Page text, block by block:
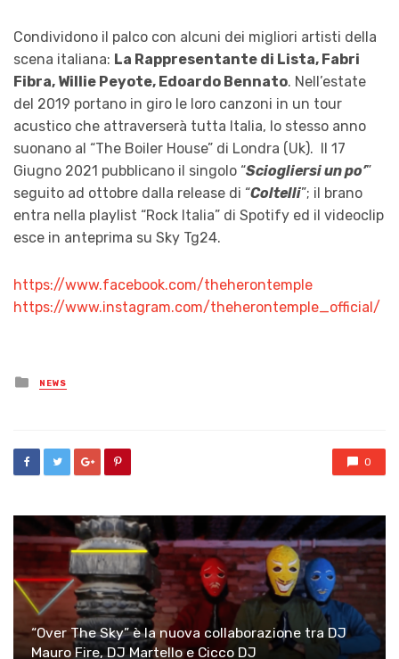
Condividono il palco con alcuni dei migliori artisti della
scena italiana: La Rappresentante di Lista, Fabri
Fibra, Willie Peyote, Edoardo Bennato. Nell’estate
del 2019 portano in giro le loro canzoni in un tour
acustico che attraverserà tutta Italia, lo stesso anno
suonano al “The Boiler House” di Londra (Uk). Il 17
Giugno 2021 pubblicano il singolo “Sciogliersi un po’”
seguito ad ottobre dalla release di “Coltelli”; il brano
entra nella playlist “Rock Italia” di Spotify ed il videoclip
esce in anteprima su Sky Tg24.
https://www.facebook.com/theherontemple
https://www.instagram.com/theherontemple_official/
Posted
in
NEWS
0
“Over The Sky” è la nuova collaborazione tra DJ
Mauro Fire, DJ Martello e Cicco DJ